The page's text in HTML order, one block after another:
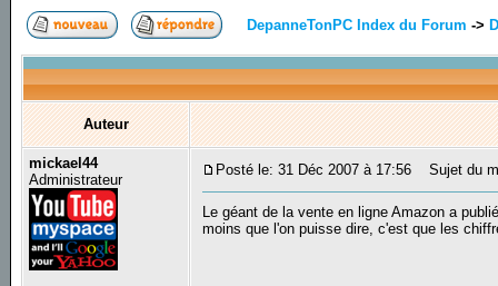
DepanneTonPC Index du Forum ->
Auteur
mickael44
Administrateur
Posté le: 31 Déc 2007 à 17:56 Sujet du
Le géant de la vente en ligne Amazon a
moins que l'on puisse dire, c'est que les